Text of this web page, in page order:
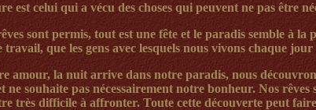
est celui qui a vécu des chosesqui peuvent ne pas être
sont permis, tout est une fête et leparadis semble à la
que les gens avec lesquels nous vivons chaque
amour, la nuit arrive dans notre paradis, nous
ne souhaite pas nécessairement notre bonheur.Nos rêves
très difficile à affronter. Toute cette découverte peut